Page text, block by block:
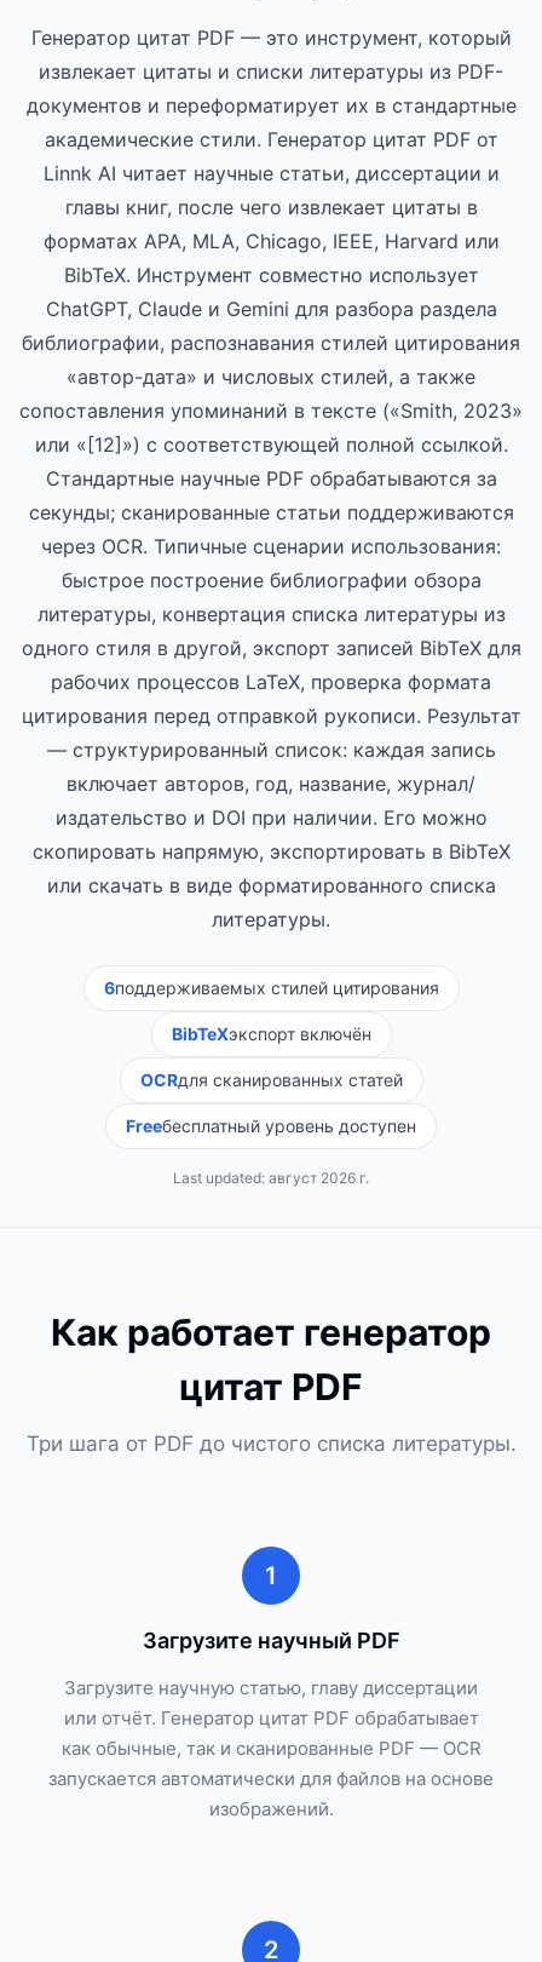
Генератор цитат PDF — это инструмент, который
извлекает цитаты и списки литературы из PDF-
документов и переформатирует их в стандартные
академические стили. Генератор цитат PDF от
Linnk AI читает научные статьи, диссертации и
главы книг, после чего извлекает цитаты в
форматах APA, MLA, Chicago, IEEE, Harvard или
BibTeX. Инструмент совместно использует
ChatGPT, Claude и Gemini для разбора раздела
библиографии, распознавания стилей цитирования
«автор-дата» и числовых стилей, а также
сопоставления упоминаний в тексте («Smith, 2023»
или «[12]») с соответствующей полной ссылкой.
Стандартные научные PDF обрабатываются за
секунды; сканированные статьи поддерживаются
через OCR. Типичные сценарии использования:
быстрое построение библиографии обзора
литературы, конвертация списка литературы из
одного стиля в другой, экспорт записей BibTeX для
рабочих процессов LaTeX, проверка формата
цитирования перед отправкой рукописи. Результат
— структурированный список: каждая запись
включает авторов, год, название, журнал/
издательство и DOI при наличии. Его можно
скопировать напрямую, экспортировать в BibTeX
или скачать в виде форматированного списка
литературы.
6поддерживаемых стилей цитирования
BibTeXэкспорт включён
OCRдля сканированных статей
Freeбесплатный уровень доступен
Last updated: август 2026 г.
Как работает генератор
цитат PDF
Три шага от PDF до чистого списка литературы.
1
Загрузите научный PDF
Загрузите научную статью, главу диссертации
или отчёт. Генератор цитат PDF обрабатывает
как обычные, так и сканированные PDF — OCR
запускается автоматически для файлов на основе
изображений.
2